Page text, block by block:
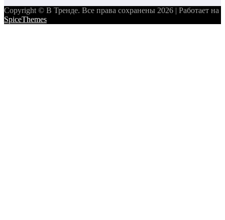
Copyright © В Тренде. Все права сохранены 2026 | Работает на
SpiceThemes